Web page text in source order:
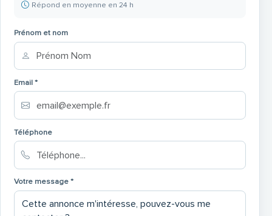
Répond en moyenne en 24 h
Prénom et nom
Email *
Téléphone
Votre message *